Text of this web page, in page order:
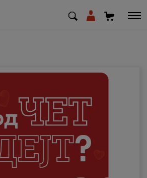
Деловни